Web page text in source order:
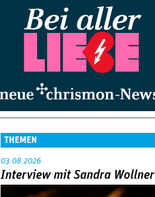
THEMEN
03.08.2026
Interview mit Sandra Wollner